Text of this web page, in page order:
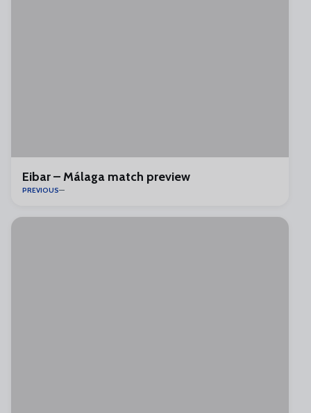
Eibar – Málaga match preview
PREVIOUS